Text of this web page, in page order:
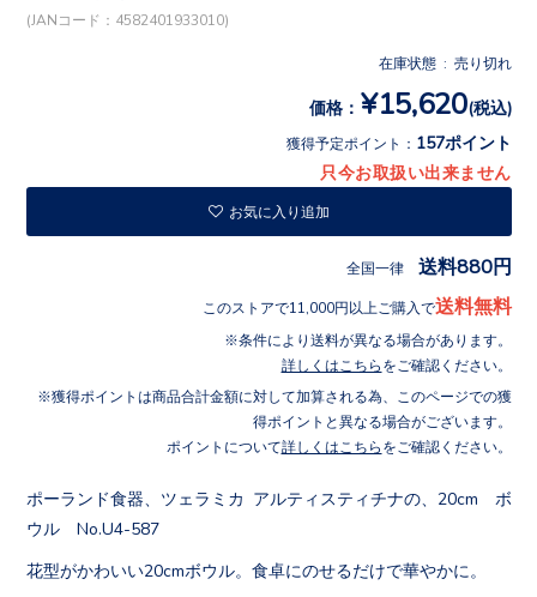
(JANコード：4582401933010)
在庫状態 : 売り切れ
価格： ¥15,620(税込)
獲得予定ポイント： 157ポイント
只今お取扱い出来ません
お気に入り追加
全国一律 送料880円
このストアで11,000円以上ご購入で送料無料
条件により送料が異なる場合があります。
詳しくはこちら をご確認ください。
獲得ポイントは商品合計金額に対して加算される為、このページでの獲
得ポイントと異なる場合がございます。
ポイントについて詳しくはこちら をご確認ください。
ポーランド食器、ツェラミカ アルティスティチナの、20cm ボ
ウル No.U4-587
花型がかわいい20cmボウル。食卓にのせるだけで華やかに。